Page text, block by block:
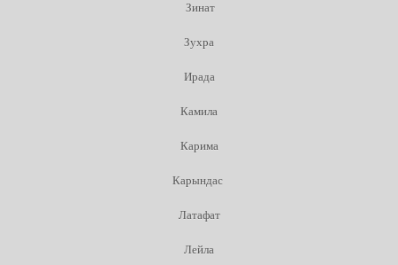
Зинат
Зухра
Ирада
Камила
Карима
Карындас
Латафат
Лейла